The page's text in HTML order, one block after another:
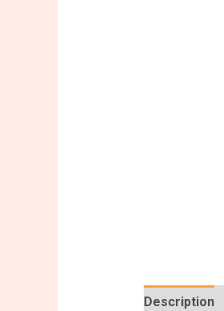
Description